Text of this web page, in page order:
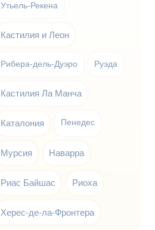
Утьель-Рекена
Кастилия и Леон
Рибера-дель-Дуэро Руэда
Кастилия Ла Манча
Каталония Пенедес
Мурсия Наварра
Риас Байшас Риоха
Херес-де-ла-Фронтера